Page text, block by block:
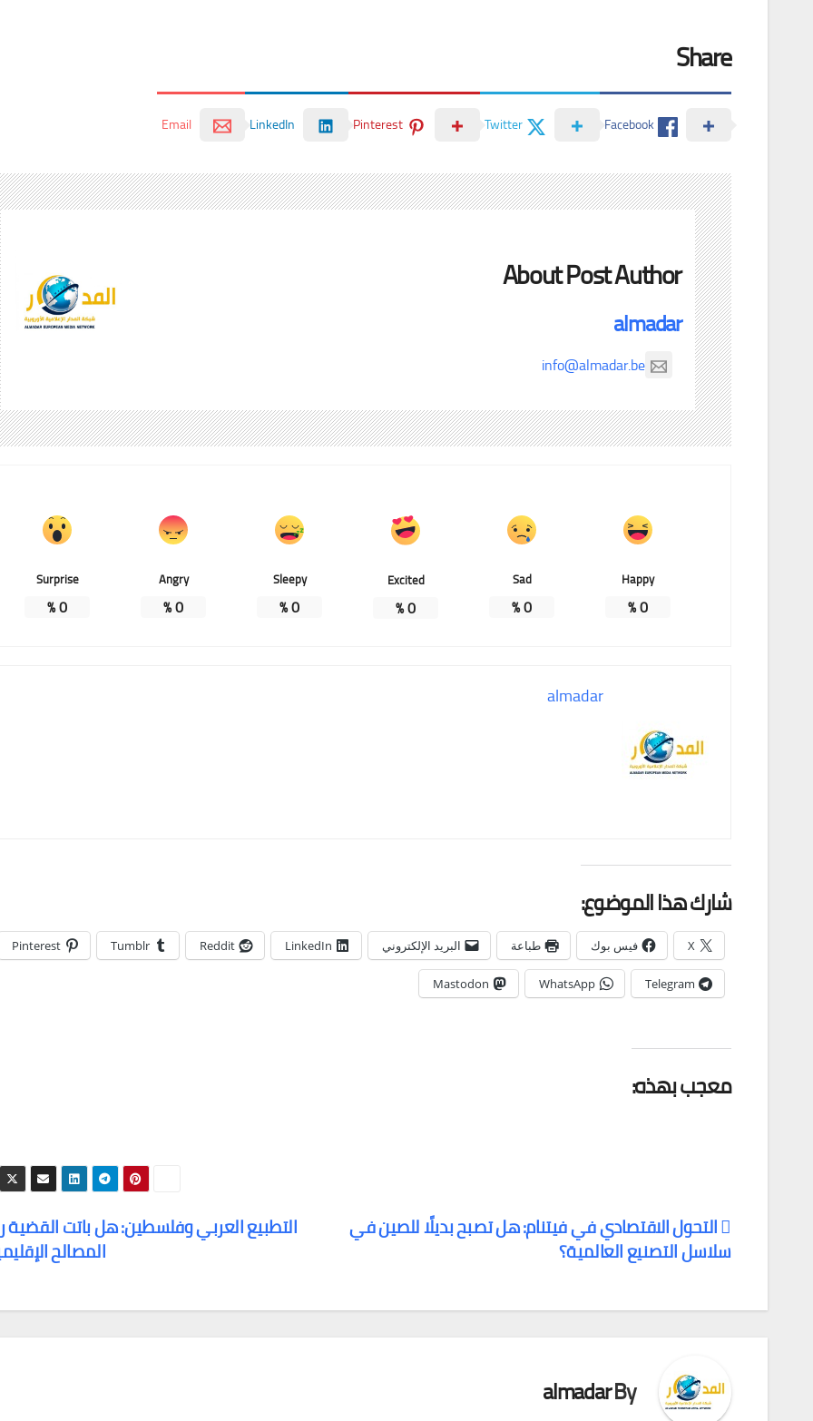
Share
Facebook
Twitter
Pinterest
LinkedIn
Email
About Post Author
almadar
info@almadar.be
Happy
0
%
Sad
0
%
Excited
0
%
Sleepy
0
%
Angry
0
%
Surprise
0
%
almadar
شارك هذا الموضوع:
X فيس بوك طباعة البريد الإلكتروني LinkedIn
Reddit
Tumblr
Pinterest
Telegram
WhatsApp
Mastodon
معجب بهذه:
تصفّح
المقالات
التطبيع العربي وفلسطين: هل باتت القضية
المصالح
التحول الاقتصادي في فيتنام: هل تصبح بديلًا للصين في
سلاسل التصنيع العالمية؟
By
almadar